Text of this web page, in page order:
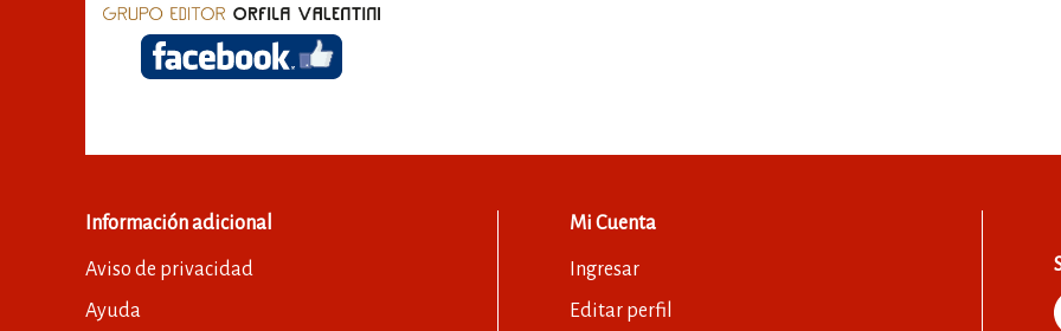
Información adicional
Aviso de privacidad
Ayuda
Mi Cuenta
Ingresar
Editar perfil